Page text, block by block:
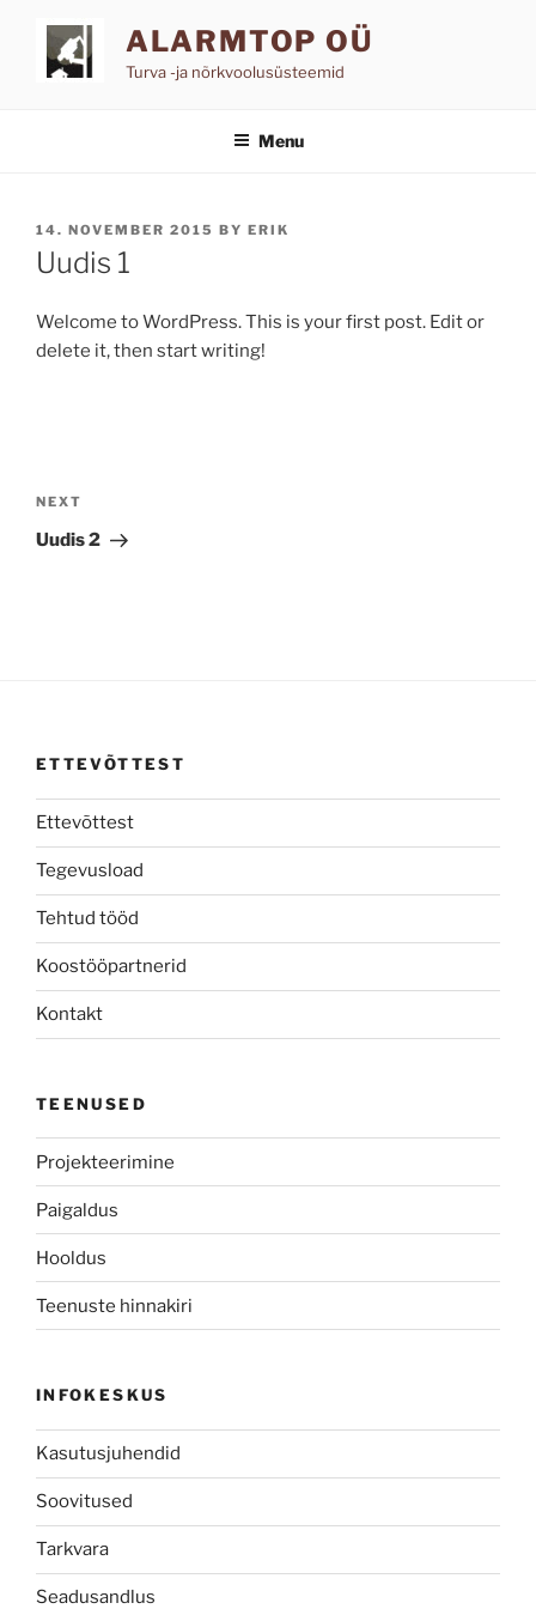
content
ALARMTOP OÜ
Turva -ja nõrkvoolusüsteemid
Menu
POSTED
ON
14. NOVEMBER 2015 BY ERIK
Uudis 1
Welcome to WordPress. This is your first post. Edit or
delete it, then start writing!
Next
Post
NEXT
Uudis 2
ETTEVÕTTEST
Ettevõttest
Tegevusload
Tehtud tööd
Koostööpartnerid
Kontakt
TEENUSED
Projekteerimine
Paigaldus
Hooldus
Teenuste hinnakiri
INFOKESKUS
Kasutusjuhendid
Soovitused
Tarkvara
Seadusandlus